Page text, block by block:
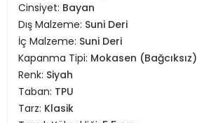
Cinsiyet: Bayan
Dış Malzeme: Suni Deri
İç Malzeme: Suni Deri
Kapanma Tipi: Mokasen (Bağcıksız)
Renk: Siyah
Taban: TPU
Tarz: Klasik